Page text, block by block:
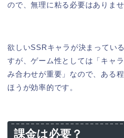
ので、無理に粘る必要はありませ
欲しいSSRキャラが決まってい
すが、ゲーム性としては「キャ
み合わせが重要」なので、ある
ほうが効率的です。
課金は必要？